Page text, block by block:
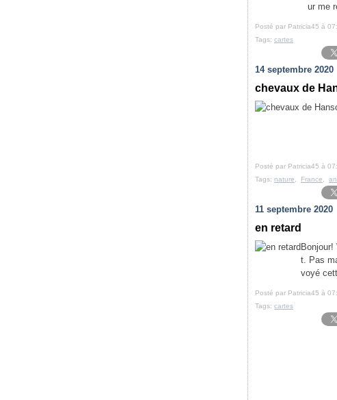
ur me
Posté par Patricia45 à
Tags: cartes
14 septembre 2020
chevaux de
Posté par Patricia45 à
Tags: nature France
11 septembre 2020
en retard
t. Pas
voyé
Posté par Patricia45 à
Tags: cartes